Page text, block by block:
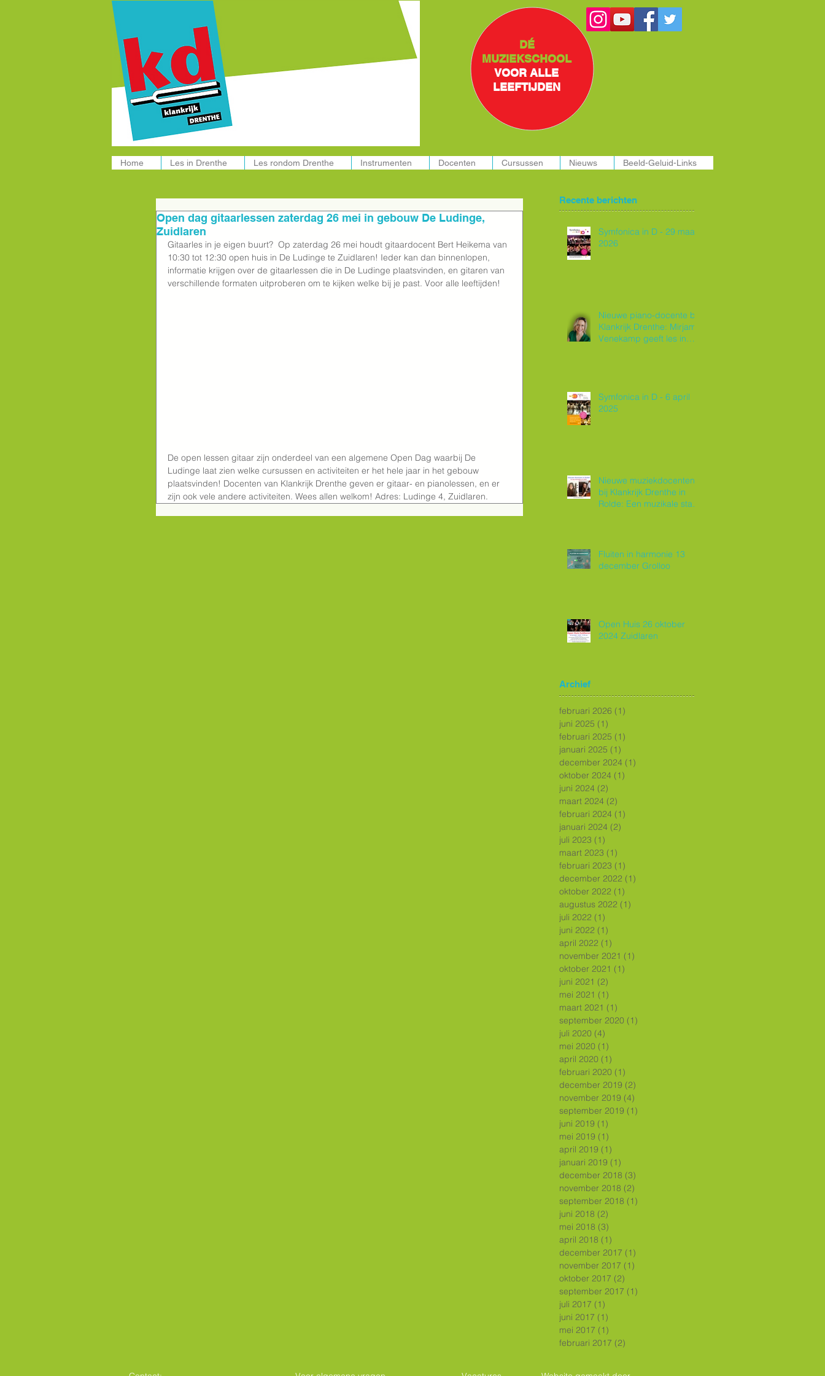
DÉ
MUZIEKSCHOOL
VOOR ALLE
LEEFTIJDEN
Home Les in Drenthe Les rondom Drenthe Instrumenten Docenten Cursussen Nieuws Beeld-Geluid-Links
Open dag gitaarlessen zaterdag 26 mei in gebouw De Ludinge,
Zuidlaren
Gitaarles in je eigen buurt?  Op zaterdag 26 mei houdt gitaardocent Bert Heikema van
10:30 tot 12:30 open huis in De Ludinge te Zuidlaren! Ieder kan dan binnenlopen,
informatie krijgen over de gitaarlessen die in De Ludinge plaatsvinden, en gitaren van
verschillende formaten uitproberen om te kijken welke bij je past. Voor alle leeftijden!
De open lessen gitaar zijn onderdeel van een algemene Open Dag waarbij De
Ludinge laat zien welke cursussen en activiteiten er het hele jaar in het gebouw
plaatsvinden! Docenten van Klankrijk Drenthe geven er gitaar- en pianolessen, en er
zijn ook vele andere activiteiten. Wees allen welkom! Adres: Ludinge 4, Zuidlaren.
Recente berichten
Symfonica in D - 29 maart
2026
Nieuwe piano-docente bij
Klankrijk Drenthe: Mirjam
Venekamp geeft les in
Symfonica in D - 6 april
2025
Nieuwe muziekdocenten
bij Klankrijk Drenthe in
Rolde: Een muzikale start
Fluiten in harmonie 13
december Grolloo
Open Huis 26 oktober
2024 Zuidlaren
Archief
februari 2026 (1)
juni 2025 (1)
februari 2025 (1)
januari 2025 (1)
december 2024 (1)
oktober 2024 (1)
juni 2024 (2)
maart 2024 (2)
februari 2024 (1)
januari 2024 (2)
juli 2023 (1)
maart 2023 (1)
februari 2023 (1)
december 2022 (1)
oktober 2022 (1)
augustus 2022 (1)
juli 2022 (1)
juni 2022 (1)
april 2022 (1)
november 2021 (1)
oktober 2021 (1)
juni 2021 (2)
mei 2021 (1)
maart 2021 (1)
september 2020 (1)
juli 2020 (4)
mei 2020 (1)
april 2020 (1)
februari 2020 (1)
december 2019 (2)
november 2019 (4)
september 2019 (1)
juni 2019 (1)
mei 2019 (1)
april 2019 (1)
januari 2019 (1)
december 2018 (3)
november 2018 (2)
september 2018 (1)
juni 2018 (2)
mei 2018 (3)
april 2018 (1)
december 2017 (1)
november 2017 (1)
oktober 2017 (2)
september 2017 (1)
juli 2017 (1)
juni 2017 (1)
mei 2017 (1)
februari 2017 (2)